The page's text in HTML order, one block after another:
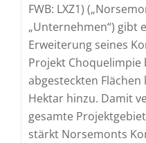
FWB: LXZ1)
„Unternehmen“) gibt
Erweiterung seines
Projekt Choquelimpie
abgesteckten Flächen
Hektar hinzu. Damit
gesamte
stärkt Norsemonts